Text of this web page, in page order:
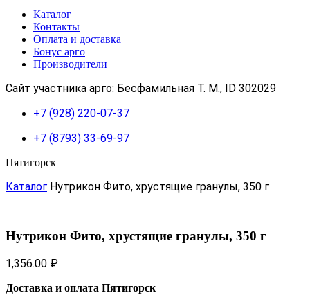
Каталог
Контакты
Оплата и доставка
Бонус арго
Производители
Сайт участника арго: Бесфамильная Т. М., ID 302029
+7 (928) 220-07-37
+7 (8793) 33-69-97
Пятигорск
Каталог Нутрикон Фито, хрустящие гранулы, 350 г
Нутрикон Фито, хрустящие гранулы, 350 г
1,356.00 ₽
Доставка и оплата Пятигорск